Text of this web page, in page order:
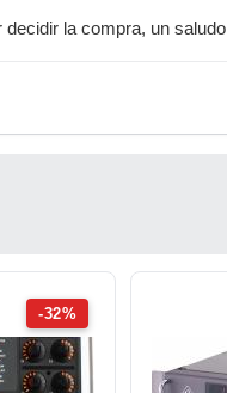
decidir la compra, un saludo
-32%